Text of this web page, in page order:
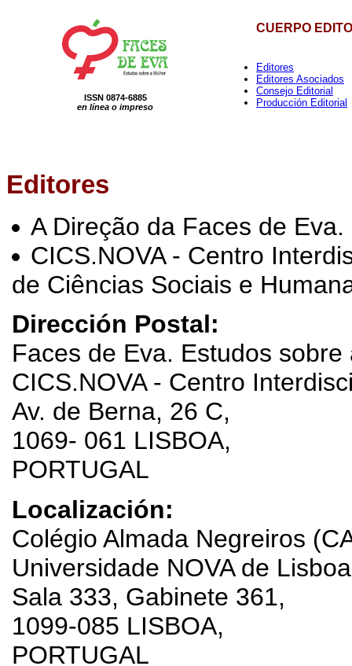
ISSN 0874-6885
en línea o impreso
CUERPO
Editores
Editores Asociados
Consejo Editorial
Producción Editorial
Editores
A Direção da Faces de
CICS.NOVA - Centro
de Ciências Sociais e
Dirección Postal:
Faces de Eva. Estudos sobre
CICS.NOVA - Centro
Av. de Berna, 26 C,
1069- 061 LISBOA,
PORTUGAL
Localización:
Colégio Almada Negreiros
Universidade NOVA de
Sala 333, Gabinete 361,
1099-085 LISBOA,
PORTUGAL